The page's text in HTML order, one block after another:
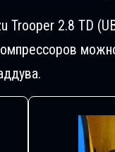
2.8 TD